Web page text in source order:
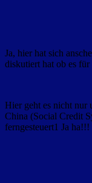
Ja, hier hat sich
diskutiert hat ob es
Hier geht es nicht nur
China (Social Credit
ferngesteuert1 Ja